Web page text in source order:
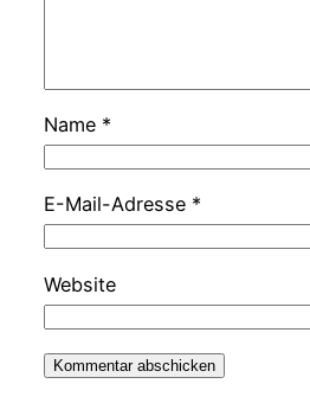
Name *
E-Mail-Adresse *
Website